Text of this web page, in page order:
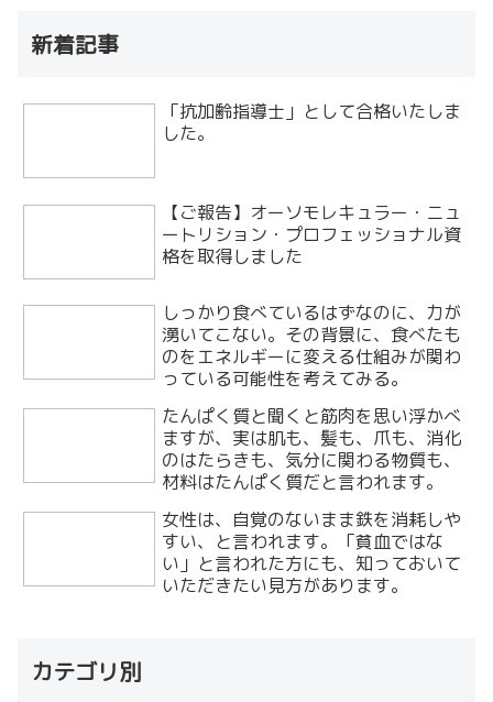
新着記事
「抗加齢指導士」として合格いたしま
した。
【ご報告】オーソモレキュラー・ニュ
ートリション・プロフェッショナル資
格を取得しました
しっかり食べているはずなのに、力が
湧いてこない。その背景に、食べたも
のをエネルギーに変える仕組みが関わ
っている可能性を考えてみる。
たんぱく質と聞くと筋肉を思い浮かべ
ますが、実は肌も、髪も、爪も、消化
のはたらきも、気分に関わる物質も、
材料はたんぱく質だと言われます。
女性は、自覚のないまま鉄を消耗しや
すい、と言われます。「貧血ではな
い」と言われた方にも、知っておいて
いただきたい見方があります。
カテゴリ別